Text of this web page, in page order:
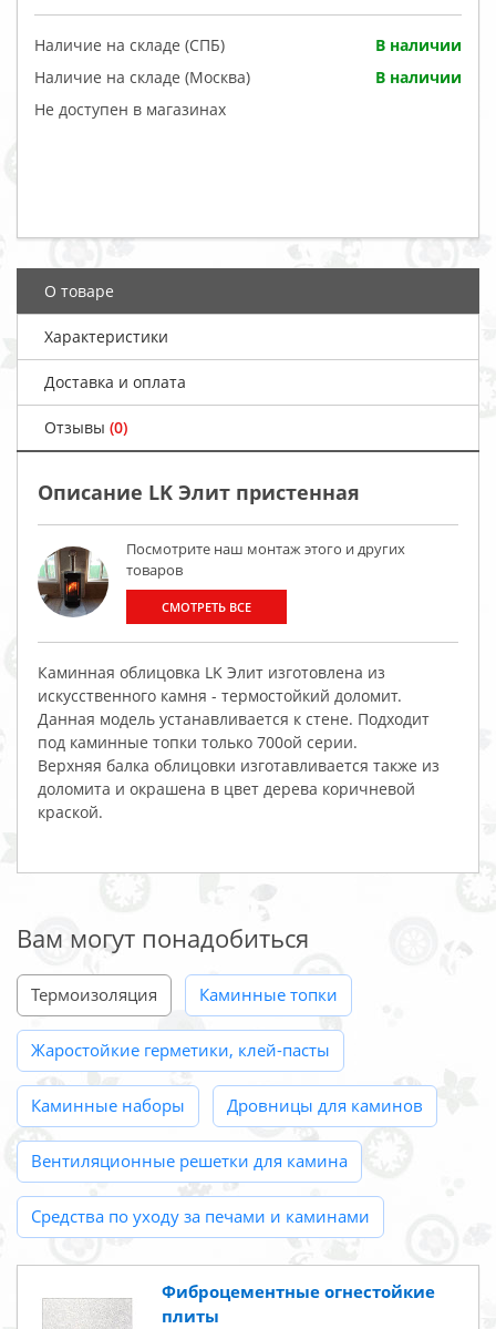
Наличие на складе (СПБ)
В наличии
Наличие на складе (Москва)
В наличии
Не доступен в магазинах
О товаре
Характеристики
Доставка и оплата
Отзывы (0)
Описание LK Элит пристенная
Посмотрите наш монтаж этого и других
товаров
СМОТРЕТЬ ВСЕ
Каминная облицовка LK Элит изготовлена из
искусственного камня - термостойкий доломит.
Данная модель устанавливается к стене. Подходит
под каминные топки только 700ой серии.
Верхняя балка облицовки изготавливается также из
доломита и окрашена в цвет дерева коричневой
краской.
Вам могут понадобиться
Термоизоляция Каминные топки
Жаростойкие герметики, клей-пасты
Каминные наборы Дровницы для каминов
Вентиляционные решетки для камина
Средства по уходу за печами и каминами
Фиброцементные огнестойкие
плиты